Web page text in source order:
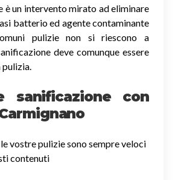
è un intervento mirato ad eliminare
batterio ed agente contaminante
pulizie non si riescono a
deve comunque essere
pulizia.
sanificazione con
vostre pulizie sono sempre veloci
contenuti